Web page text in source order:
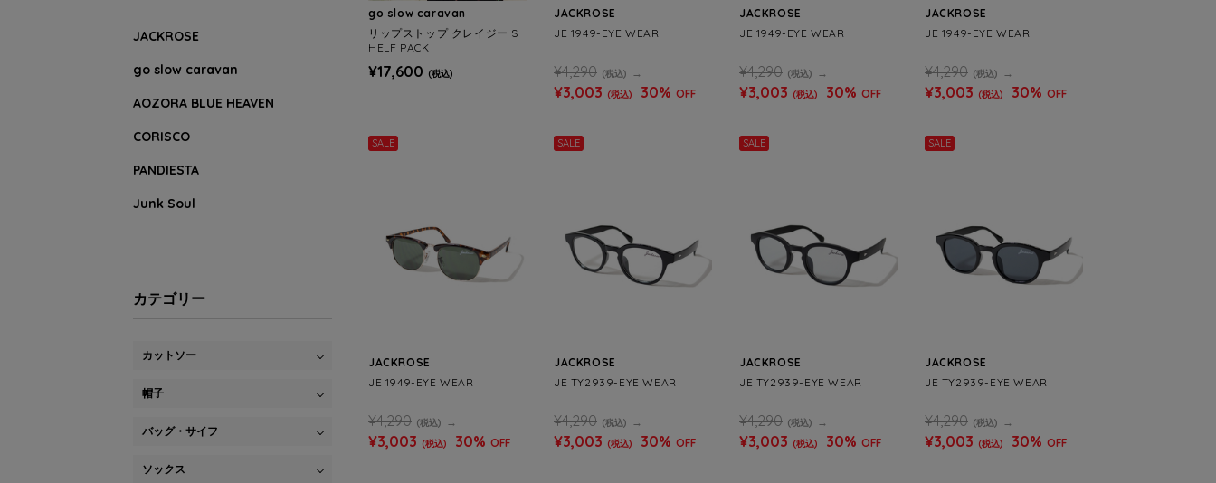
go slow caravan
リップストップ クレイジー S
HELF PACK
¥17,600 (税込)
JACKROSE
JE 1949-EYE WEAR
¥4,290 (税込)
¥3,003 (税込) 30% OFF
JACKROSE
JE 1949-EYE WEAR
¥4,290 (税込)
¥3,003 (税込) 30% OFF
JACKROSE
JE 1949-EYE WEAR
¥4,290 (税込)
¥3,003 (税込) 30% OFF
SALE
JACKROSE
JE 1949-EYE WEAR
¥4,290 (税込)
¥3,003 (税込) 30% OFF
SALE
JACKROSE
JE TY2939-EYE WEAR
¥4,290 (税込)
¥3,003 (税込) 30% OFF
SALE
JACKROSE
JE TY2939-EYE WEAR
¥4,290 (税込)
¥3,003 (税込) 30% OFF
SALE
JACKROSE
JE TY2939-EYE WEAR
¥4,290 (税込)
¥3,003 (税込) 30% OFF
JACKROSE
go slow caravan
AOZORA BLUE HEAVEN
CORISCO
PANDIESTA
Junk Soul
カテゴリー
カットソー
帽子
バッグ・サイフ
ソックス